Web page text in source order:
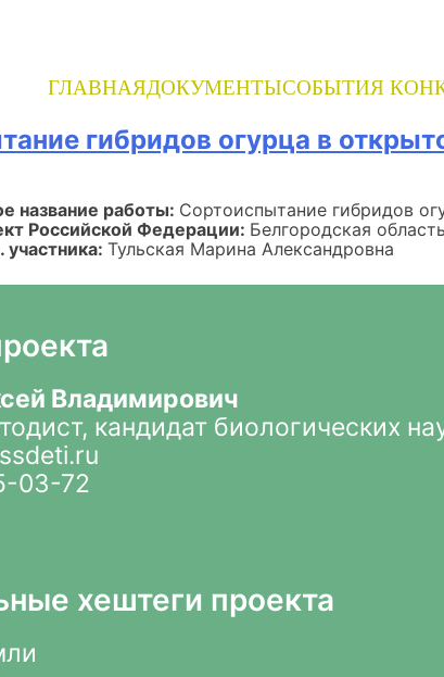
ГЛАВНАЯДОКУМЕНТЫСОБЫТИЯ
гибридов огурца в
название работы: Сортоиспытание гибридов
Российской Федерации: Белгородская область
Тульская Марина Александровна
Владимирович
кандидат биологических
03-72
хештеги проекта